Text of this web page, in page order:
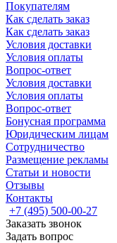
Покупателям
Как сделать заказ
Как сделать заказ
Условия доставки
Условия оплаты
Вопрос-ответ
Условия доставки
Условия оплаты
Вопрос-ответ
Бонусная программа
Юридическим лицам
Сотрудничество
Размещение рекламы
Статьи и новости
Отзывы
Контакты
+7 (495) 500-00-27
Заказать звонок
Задать вопрос